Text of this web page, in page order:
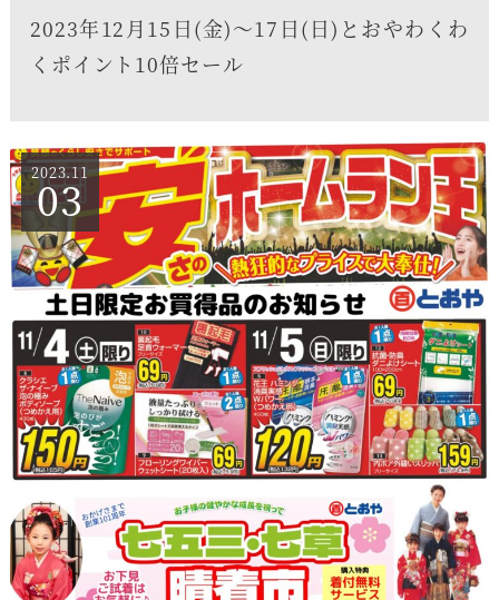
2023年12月15日(金)〜17日(日)とおやわくわ
くポイント10倍セール
2023.11
03